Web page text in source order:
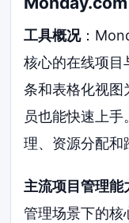
工具概况：
核心的在线项目
条和表格化视图
员也能快速上
理、资源分配和
主流项目管理能
管理场景下的核